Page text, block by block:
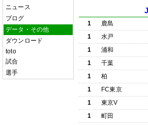
ニュース
ブログ
データ・その他
ダウンロード
toto
試合
選手
1 鹿島
1
水戸
1
浦和
1
千葉
1
柏
1
FC東京
1
東京V
1
町田